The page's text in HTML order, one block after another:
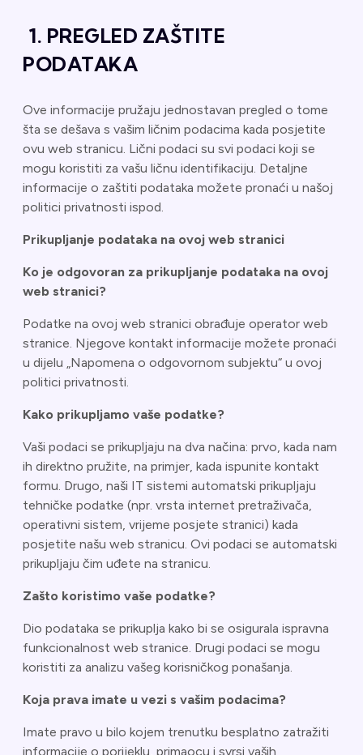
1. PREGLED ZAŠTITE
PODATAKA
Ove informacije pružaju jednostavan pregled o tome
šta se dešava s vašim ličnim podacima kada posjetite
ovu web stranicu. Lični podaci su svi podaci koji se
mogu koristiti za vašu ličnu identifikaciju. Detaljne
informacije o zaštiti podataka možete pronaći u našoj
politici privatnosti ispod.
Prikupljanje podataka na ovoj web stranici
Ko je odgovoran za prikupljanje podataka na ovoj
web stranici?
Podatke na ovoj web stranici obrađuje operator web
stranice. Njegove kontakt informacije možete pronaći
u dijelu „Napomena o odgovornom subjektu“ u ovoj
politici privatnosti.
Kako prikupljamo vaše podatke?
Vaši podaci se prikupljaju na dva načina: prvo, kada nam
ih direktno pružite, na primjer, kada ispunite kontakt
formu. Drugo, naši IT sistemi automatski prikupljaju
tehničke podatke (npr. vrsta internet pretraživača,
operativni sistem, vrijeme posjete stranici) kada
posjetite našu web stranicu. Ovi podaci se automatski
prikupljaju čim uđete na stranicu.
Zašto koristimo vaše podatke?
Dio podataka se prikuplja kako bi se osigurala ispravna
funkcionalnost web stranice. Drugi podaci se mogu
koristiti za analizu vašeg korisničkog ponašanja.
Koja prava imate u vezi s vašim podacima?
Imate pravo u bilo kojem trenutku besplatno zatražiti
informacije o porijeklu, primaocu i svrsi vaših